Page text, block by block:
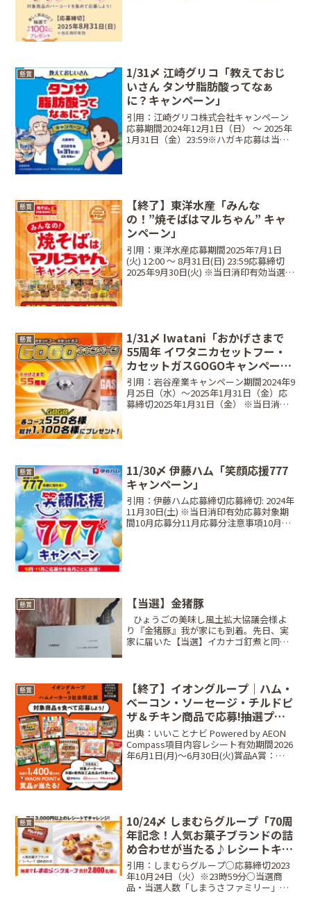
懸賞
1/31〆 江崎グリコ「教えておじ
いさん タンサ脂肪酸ってなぁ
に？キャンペーン」
引用：江崎グリコ株式会社キャンペーン
応募期間2024年12月1日（日） 〜 2025年
1月31日（金）23:59※ハガキ応募は当日
懸賞
【終了】東洋水産「みんな
の！”焼そばはマルちゃん” キャ
ンペーン」
引用：東洋水産応募期間2025年7月1日
(火) 12:00 ～ 8月31日(日) 23:59応募締切
2025年9月30日(火) ※当日消印有効当選商
懸賞
1/31〆 Iwatani「おかげさまで
55周年 イワタニカセットフー・
カセットガスGOGOキャンペー
ン」
引用：岩谷産業キャンペーン期間2024年9
月25日（水）〜2025年1月31日（金）応
募締切2025年1月31日（金） ※当日消印
懸賞
11/30〆 伊藤ハム「笑顔応援777
キャンペーン」
引用：伊藤ハム応募締切応募締切: 2024年
11月30日(土) ※当日消印有効応募対象期
間10月応募分11月応募分注意事項10月応
懸賞 【当選】金猪豚
⠀ひょうごの美味し風土拡大協議会様よ
り『金猪豚』我が家にも到着。先日、実
家に届いた【当選】イカナゴ釘煮と同じ
だから食べるの楽しみ♪そも...
懸賞
【終了】イオングループ｜ハム・
ベーコン・ソーセージ・チルドピ
ザ＆チキン商品で応募!抽選プレ
ゼントキャンペーン
出典：いいことナビ Powered by AEON
Compass項目内容レシート有効期間2026
年6月1日(月)～6月30日(火)賞品A賞：
懸賞
10/24〆 しまむらグループ「70周
年記念！人気お菓子ブランドの詰
め合わせが当たる♪レシートキャ
ンペーン開催!!」
引用：しまむらグループ○応募締切2023
年10月24日（火）※23時59分○当選商
品・当選人数「しまうさファミリー」の